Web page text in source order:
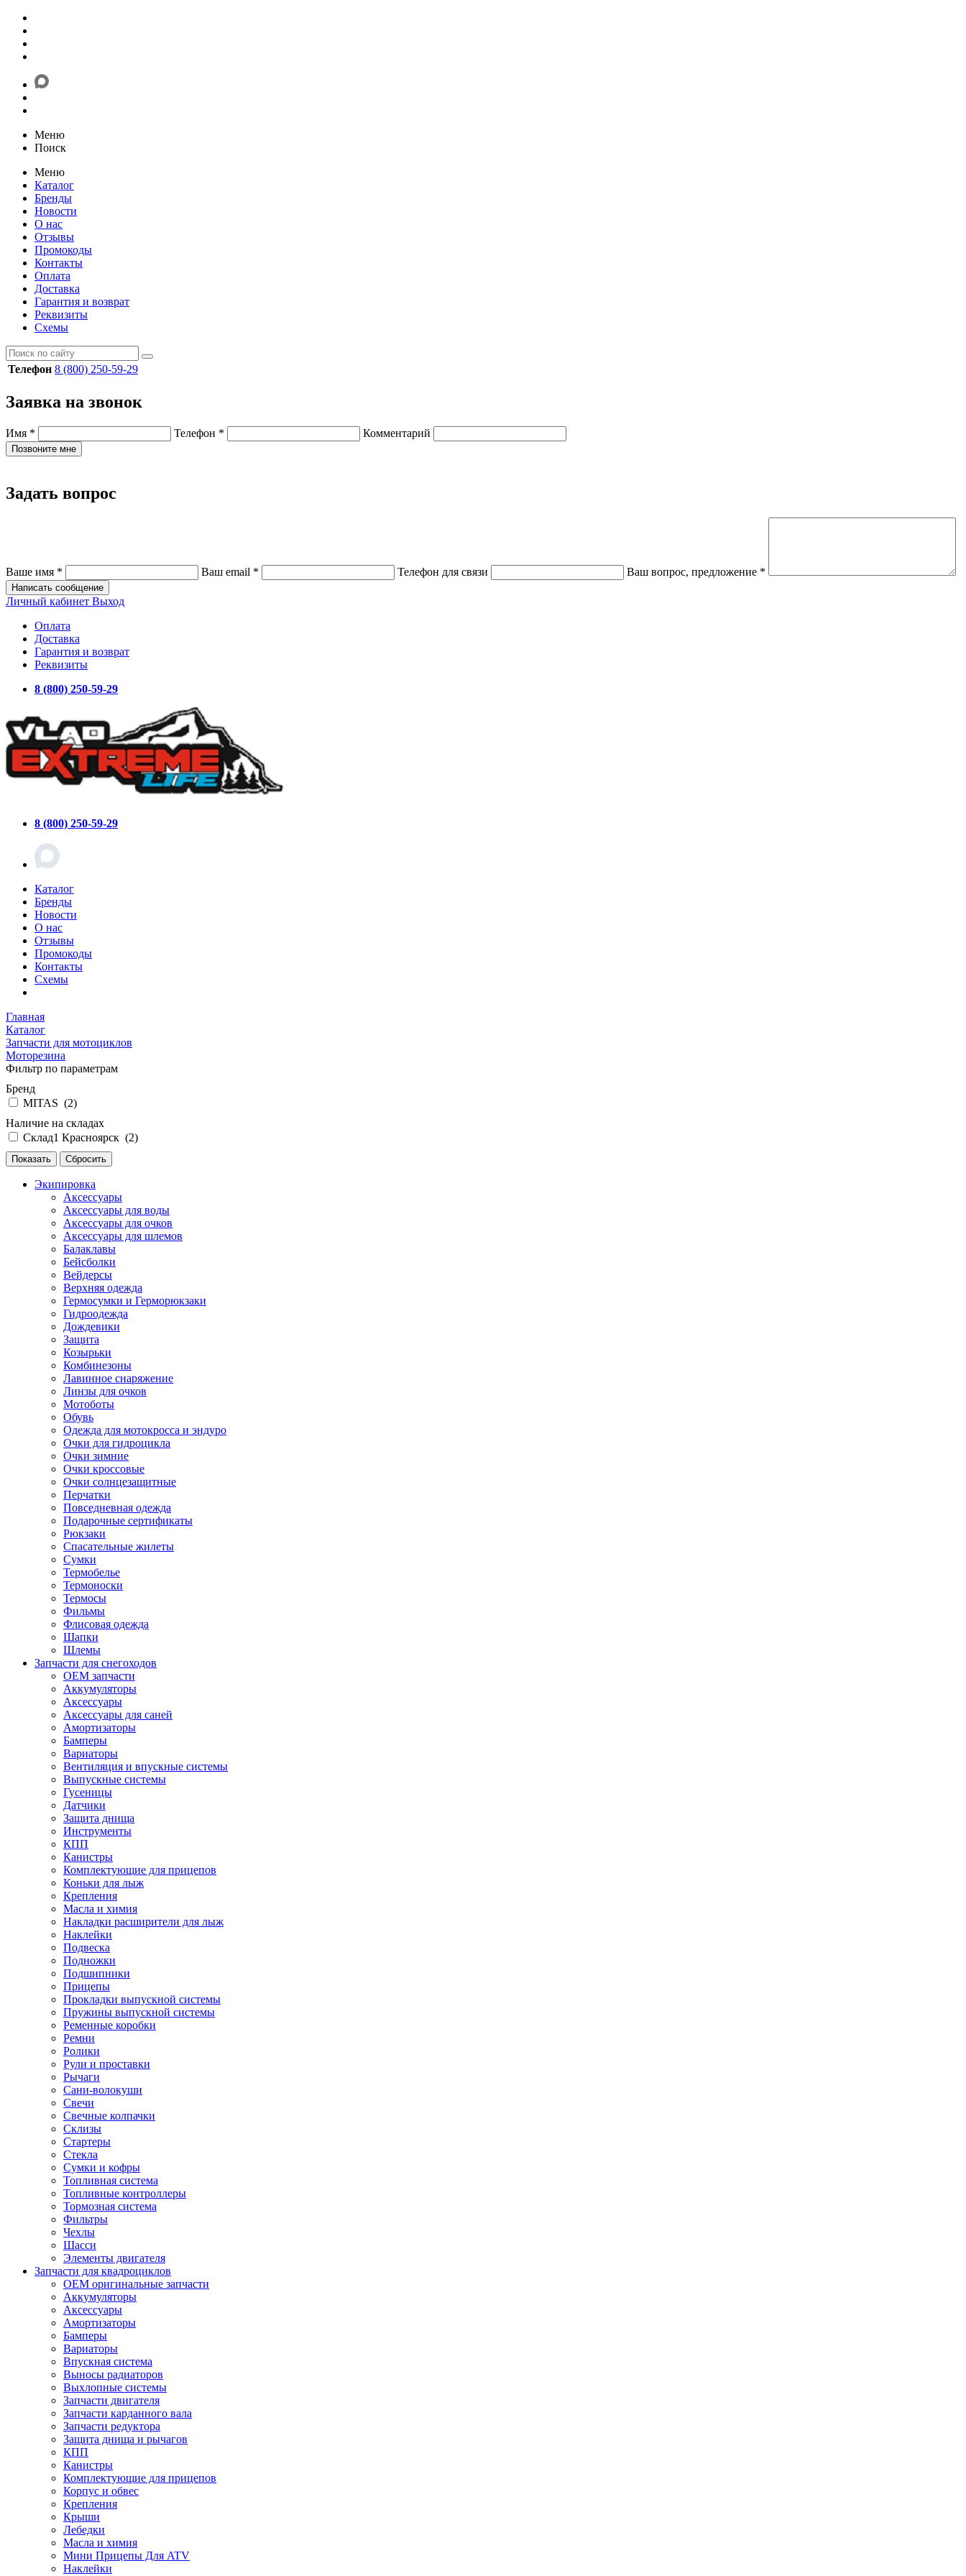
Меню
Поиск
Меню
Каталог
Бренды
Новости
О нас
Отзывы
Промокоды
Контакты
Оплата
Доставка
Гарантия и возврат
Реквизиты
Схемы
Телефон 8 (800) 250-59-29
Заявка на звонок
Имя * Телефон * Комментарий
Позвоните мне
Задать вопрос
Ваше имя * Ваш email * Телефон для связи Ваш вопрос, предложение *
Написать сообщение
Личный кабинет Выход
Оплата
Доставка
Гарантия и возврат
Реквизиты
8 (800) 250-59-29
8 (800) 250-59-29
Каталог
Бренды
Новости
О нас
Отзывы
Промокоды
Контакты
Схемы
Главная
Каталог
Запчасти для мотоциклов
Моторезина
Фильтр по параметрам
Бренд
MITAS (2)
Наличие на складах
Склад1 Красноярск (2)
Экипировка
Аксессуары
Аксессуары для воды
Аксессуары для очков
Аксессуары для шлемов
Балаклавы
Бейсболки
Вейдерсы
Верхняя одежда
Гермосумки и Герморюкзаки
Гидроодежда
Дождевики
Защита
Козырьки
Комбинезоны
Лавинное снаряжение
Линзы для очков
Мотоботы
Обувь
Одежда для мотокросса и эндуро
Очки для гидроцикла
Очки зимние
Очки кроссовые
Очки солнцезащитные
Перчатки
Повседневная одежда
Подарочные сертификаты
Рюкзаки
Спасательные жилеты
Сумки
Термобелье
Термоноски
Термосы
Фильмы
Флисовая одежда
Шапки
Шлемы
Запчасти для снегоходов
OEM запчасти
Аккумуляторы
Аксессуары
Аксессуары для саней
Амортизаторы
Бамперы
Вариаторы
Вентиляция и впускные системы
Выпускные системы
Гусеницы
Датчики
Защита днища
Инструменты
КПП
Канистры
Комплектующие для прицепов
Коньки для лыж
Крепления
Масла и химия
Накладки расширители для лыж
Наклейки
Подвеска
Подножки
Подшипники
Прицепы
Прокладки выпускной системы
Пружины выпускной системы
Ременные коробки
Ремни
Ролики
Рули и проставки
Рычаги
Сани-волокуши
Свечи
Свечные колпачки
Склизы
Стартеры
Стекла
Сумки и кофры
Топливная система
Топливные контроллеры
Тормозная система
Фильтры
Чехлы
Шасси
Элементы двигателя
Запчасти для квадроциклов
OEM оригинальные запчасти
Аккумуляторы
Аксессуары
Амортизаторы
Бамперы
Вариаторы
Впускная система
Выносы радиаторов
Выхлопные системы
Запчасти двигателя
Запчасти карданного вала
Запчасти редуктора
Защита днища и рычагов
КПП
Канистры
Комплектующие для прицепов
Корпус и обвес
Крепления
Крыши
Лебедки
Масла и химия
Мини Прицепы Для ATV
Наклейки